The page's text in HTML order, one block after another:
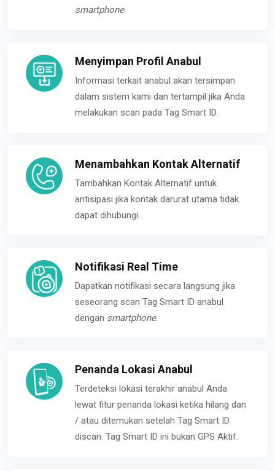
smartphone.
Menyimpan Profil Anabul
Informasi terkait anabul akan tersimpan
dalam sistem kami dan tertampil jika Anda
melakukan scan pada Tag Smart ID.
Menambahkan Kontak Alternatif
Tambahkan Kontak Alternatif untuk
antisipasi jika kontak darurat utama tidak
dapat dihubungi.
Notifikasi Real Time
Dapatkan notifikasi secara langsung jika
seseorang scan Tag Smart ID anabul
dengan smartphone.
Penanda Lokasi Anabul
Terdeteksi lokasi terakhir anabul Anda
lewat fitur penanda lokasi ketika hilang dan
/ atau ditemukan setelah Tag Smart ID
discan. Tag Smart ID ini bukan GPS Aktif.